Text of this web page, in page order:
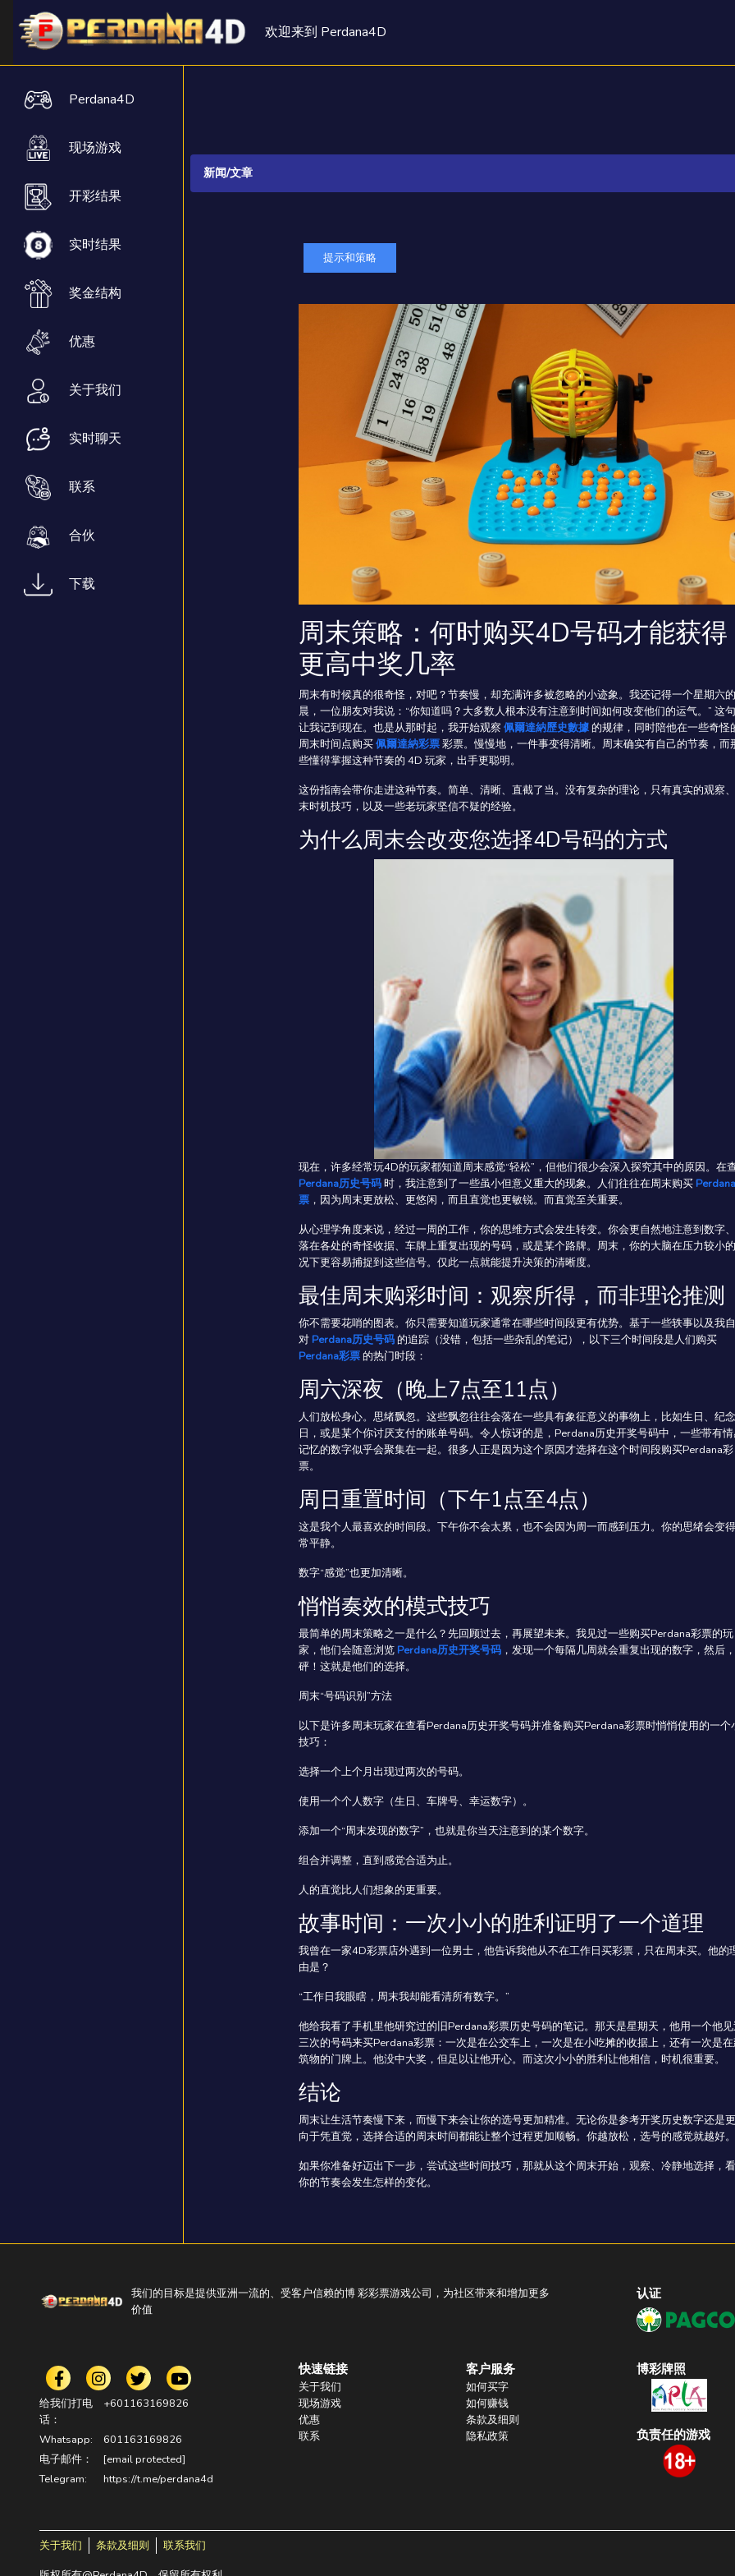
欢迎来到 Perdana4D
Perdana4D
现场游戏
开彩结果
实时结果
奖金结构
优惠
关于我们
实时聊天
联系
合伙
下载
新闻/文章
提示和策略
周末策略：何时购买4D号码才能获得
更高中奖几率
周末有时候真的很奇怪，对吧？节奏慢，却充满许多被忽略的小迹象。我还记得一个星期六
晨，一位朋友对我说：“你知道吗？大多数人根本没有注意到时间如何改变他们的运气。” 这
让我记到现在。也是从那时起，我开始观察 佩爾達納歷史數據的规律，同时陪他在一些奇怪
周末时间点购买佩爾達納彩票彩票。慢慢地，一件事变得清晰。周末确实有自己的节奏，而
些懂得掌握这种节奏的 4D 玩家，出手更聪明。
这份指南会带你走进这种节奏。简单、清晰、直截了当。没有复杂的理论，只有真实的观察
末时机技巧，以及一些老玩家坚信不疑的经验。
为什么周末会改变您选择4D号码的方式
现在，许多经常玩4D的玩家都知道周末感觉“轻松”，但他们很少会深入探究其中的原因。在
Perdana历史号码时，我注意到了一些虽小但意义重大的现象。人们往往在周末购买
票 ，因为周末更放松、更悠闲，而且直觉也更敏锐。而直觉至关重要。
从心理学角度来说，经过一周的工作，你的思维方式会发生转变。你会更自然地注意到数字
落在各处的奇怪收据、车牌上重复出现的号码，或是某个路牌。周末，你的大脑在压力较小
况下更容易捕捉到这些信号。仅此一点就能提升决策的清晰度。
最佳周末购彩时间：观察所得，而非理论推测
你不需要花哨的图表。你只需要知道玩家通常在哪些时间段更有优势。基于一些轶事以及我
对 Perdana历史号码的追踪（没错，包括一些杂乱的笔记），以下三个时间段是人们购买
Perdana彩票的热门时段：
周六深夜（晚上7点至11点）
人们放松身心。思绪飘忽。这些飘忽往往会落在一些具有象征意义的事物上，比如生日、纪念
日，或是某个你讨厌支付的账单号码。令人惊讶的是，Perdana历史开奖号码中，一些带有
记忆的数字似乎会聚集在一起。很多人正是因为这个原因才选择在这个时间段购买Perdana彩
票。
周日重置时间（下午1点至4点）
这是我个人最喜欢的时间段。下午你不会太累，也不会因为周一而感到压力。你的思绪会变
常平静。
数字“感觉”也更加清晰。
悄悄奏效的模式技巧
最简单的周末策略之一是什么？先回顾过去，再展望未来。我见过一些购买Perdana彩票的玩
家，他们会随意浏览 Perdana历史开奖号码 ，发现一个每隔几周就会重复出现的数字，然后，
砰！这就是他们的选择。
周末“号码识别”方法
以下是许多周末玩家在查看Perdana历史开奖号码并准备购买Perdana彩票时悄悄使用的一个
技巧：
选择一个上个月出现过两次的号码。
使用一个个人数字（生日、车牌号、幸运数字）。
添加一个“周末发现的数字”，也就是你当天注意到的某个数字。
组合并调整，直到感觉合适为止。
人的直觉比人们想象的更重要。
故事时间：一次小小的胜利证明了一个道理
我曾在一家4D彩票店外遇到一位男士，他告诉我他从不在工作日买彩票，只在周末买。他的
由是？
“工作日我眼瞎，周末我却能看清所有数字。”
他给我看了手机里他研究过的旧Perdana彩票历史号码的笔记。那天是星期天，他用一个他
三次的号码来买Perdana彩票：一次是在公交车上，一次是在小吃摊的收据上，还有一次是
筑物的门牌上。他没中大奖，但足以让他开心。而这次小小的胜利让他相信，时机很重要。
结论
周末让生活节奏慢下来，而慢下来会让你的选号更加精准。无论你是参考开奖历史数字还是
向于凭直觉，选择合适的周末时间都能让整个过程更加顺畅。你越放松，选号的感觉就越好。
如果你准备好迈出下一步，尝试这些时间技巧，那就从这个周末开始，观察、冷静地选择，
你的节奏会发生怎样的变化。
我们的目标是提供亚洲一流的、受客户信赖的博 彩彩票游戏公司，为社区带来和增加更多
价值
认证
给我们打电
话：
+601163169826
Whatsapp:
601163169826
电子邮件：
[email protected]
Telegram:
https://t.me/perdana4d
快速链接
关于我们
现场游戏
优惠
联系
客户服务
如何买字
如何赚钱
条款及细则
隐私政策
博彩牌照
负责任的游戏
关于我们 条款及细则
联系我们